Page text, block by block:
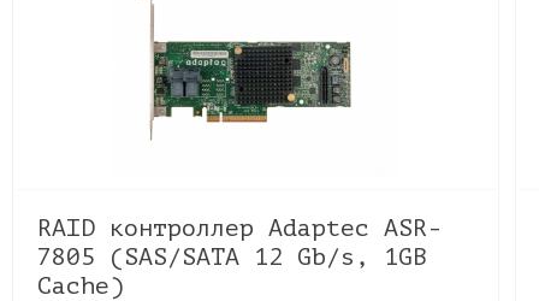
RAID контроллер Adaptec ASR-
7805 (SAS/SATA 12 Gb/s, 1GB
Cache)